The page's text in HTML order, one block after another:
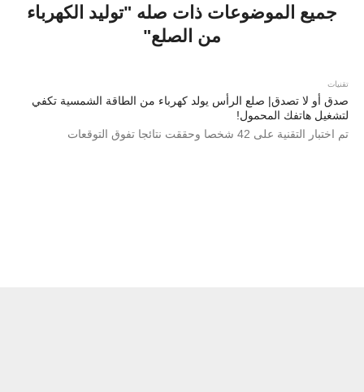
جميع الموضوعات ذات صله "توليد الكهرباء
من الصلع"
تقنيات
صدق أو لا تصدق| صلع الرأس يولد كهرباء من الطاقة الشمسية تكفي
لتشغيل هاتفك المحمول!
تم اختبار التقنية على 42 شخصا وحققت نتائجا تفوق التوقعات